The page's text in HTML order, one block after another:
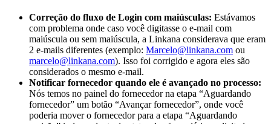
Correção do fluxo de Login com maiúsculas: Estávamos
com problema onde caso você digitasse o e-mail com
maiúscula ou sem maiúscula, a Linkana considerava que eram
2 e-mails diferentes (exemplo: Marcelo@linkana.com ou
marcelo@linkana.com). Isso foi corrigido e agora eles são
considerados o mesmo e-mail.
Notificar fornecedor quando ele é avançado no processo:
Nós temos no painel do fornecedor na etapa “Aguardando
fornecedor” um botão “Avançar fornecedor”, onde você
poderia mover o fornecedor para a etapa “Aguardando